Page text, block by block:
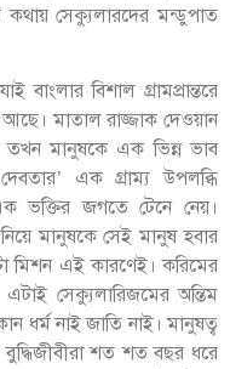
কথায় সেক্যুলারদের মন্ডুপাত
বিশাল গ্রামপ্রান্তরে
মাতাল রাজ্জাক দেওয়ান
তখন মানুষকে এক ভিন্ন ভাব
এক গ্রাম্য উপলব্ধি
ভক্তির জগতে টেনে নেয়।
মানুষকে সেই মানুষ হবার
মিশন এই কারণেই। করিমের
সেক্যুলারিজমের অন্তিম
ধর্ম নাই জাতি নাই। মানুষত্ব
বুদ্ধিজীবীরা শত শত বছর ধরে